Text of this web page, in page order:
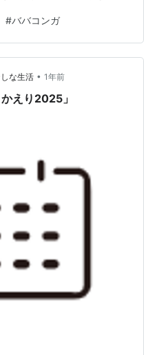
それを上回る爆音屁をこ
です。 それが面白くてまた
でか屁2発目をくらい…。 あ
ハンのババコンガ（屁を
る）にちなんで、ババオ
#ババコンガ
な生活 • 1年前
えり2025」